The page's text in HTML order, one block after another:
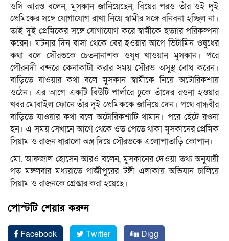
ওসি আরও বলেন, মুসকান জানিয়েছেন, বিয়ের পরও তাঁর ওই দুই
প্রেমিকের সঙ্গে যোগাযোগ রাখা নিয়ে স্বামীর সঙ্গে বনিবনা হচ্ছিল না।
তাই দুই প্রেমিকের সঙ্গে যোগাযোগ করে স্বামীকে হত্যার পরিকল্পনা
করেন। ঘটনার দিন বাসা থেকে বের হওয়ার আগে ভিটামিন ওষুধের
কথা বলে সৌরভকে চেতনানাশক ওষুধ খাওয়ান মুসকান। পরে
গৌরনদী বন্দরে কেনাকাটা করার সময় সৌরভ অসুস্থ বোধ করেন।
বাড়িতে যাওয়ার কথা বলে মুসকান স্বামীকে নিয়ে অটোরিকশায়
ওঠেন। এর আগে একটি বিউটি পার্লারে ঢুকে তাঁদের রওনা হওয়ার
খবর মোবাইল ফোনে তাঁর দুই প্রেমিককে জানিয়ে দেন। পথে বান্ধবীর
বাড়িতে যাওয়ার কথা বলে অটোরিকশাটি থামান। পরে হেঁটে রওনা
হন। এ সময় সেখানে আগে থেকে ওত পেতে থাকা মুসকানের প্রেমিক
সিয়াম ও রাজন ধারালো অস্ত্র দিয়ে সৌরভকে এলোপাতাড়ি কোপান।
মো. আফজাল হোসেন আরও বলেন, মুসকানের দেওয়া তথ্য অনুযায়ী
গত মঙ্গলবার মধ্যরাতে গাজীপুরের টঙ্গী এলাকায় অভিযান চালিয়ে
সিয়াম ও রাজনকে গ্রেপ্তার করা হয়েছে।
পোস্টটি শেয়ার করুন
Facebook Twitter
Digg